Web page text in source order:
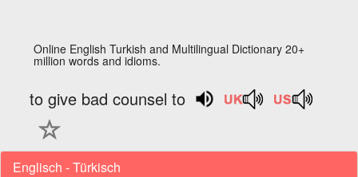
Online English Turkish and Multilingual Dictionary 20+
million words and idioms.
to give bad counsel to
Englisch - Türkisch